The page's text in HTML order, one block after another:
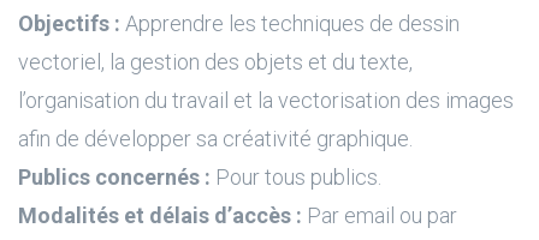
Objectifs : Apprendre les techniques de dessin
vectoriel, la gestion des objets et du texte,
l’organisation du travail et la vectorisation des images
afin de développer sa créativité graphique.
Publics concernés : Pour tous publics.
Modalités et délais d’accès : Par email ou par